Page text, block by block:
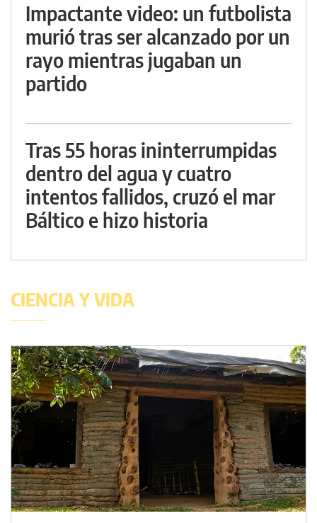
Impactante video: un futbolista
murió tras ser alcanzado por un
rayo mientras jugaban un
partido
Tras 55 horas ininterrumpidas
dentro del agua y cuatro
intentos fallidos, cruzó el mar
Báltico e hizo historia
CIENCIA Y VIDA